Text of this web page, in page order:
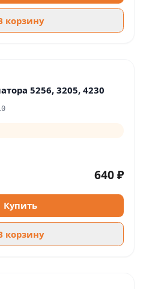
корзину
5256, 3205, 4230
640 ₽
Купить
корзину